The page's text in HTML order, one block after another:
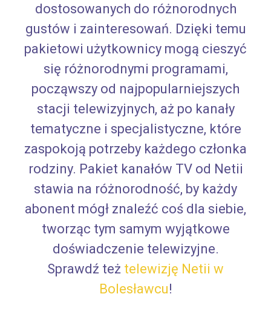
dostosowanych do różnorodnych
gustów i zainteresowań. Dzięki temu
pakietowi użytkownicy mogą cieszyć
się różnorodnymi programami,
począwszy od najpopularniejszych
stacji telewizyjnych, aż po kanały
tematyczne i specjalistyczne, które
zaspokoją potrzeby każdego członka
rodziny. Pakiet kanałów TV od Netii
stawia na różnorodność, by każdy
abonent mógł znaleźć coś dla siebie,
tworząc tym samym wyjątkowe
doświadczenie telewizyjne.
Sprawdź też telewizję Netii w
Bolesławcu!